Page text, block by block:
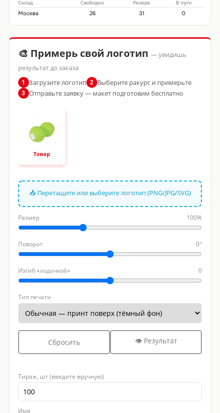
Склад Свободно Резерв В пути
Москва 26 31 0
🎨 Примерь свой логотип — увидишь
результат до заказа
1 Загрузите логотип 2 Выберите ракурс и примерьте
3 Отправьте заявку — макет подготовим бесплатно
Товар
📤 Перетащите или выберите логотип (PNG/JPG/SVG)
Размер 100%
Поворот 0°
Изгиб «лодочкой» 0
Тип печати
Сбросить 👁 Результат
Тираж, шт (введите вручную)
Имя